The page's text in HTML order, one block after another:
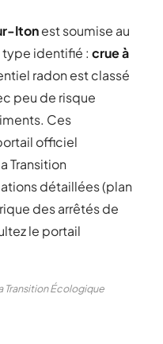
Itonest soumise au
type identifié : crue à
radon est classé
peu de risque
Ces
officiel
Transition
détaillées (plan
des arrêtés de
le portail
Transition Écologique